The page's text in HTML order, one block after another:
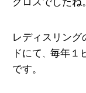
レディスリング
ドにて
毎年１
です。